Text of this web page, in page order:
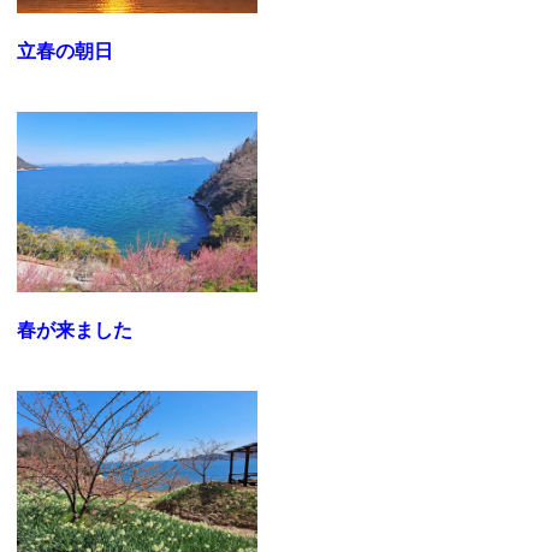
立春の朝日
春が来ました